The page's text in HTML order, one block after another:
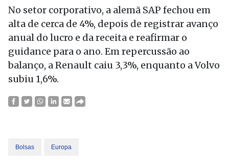
No setor corporativo, a alemã SAP fechou em
alta de cerca de 4%, depois de registrar avanço
anual do lucro e da receita e reafirmar o
guidance para o ano. Em repercussão ao
balanço, a Renault caiu 3,3%, enquanto a Volvo
subiu 1,6%.
Bolsas Europa